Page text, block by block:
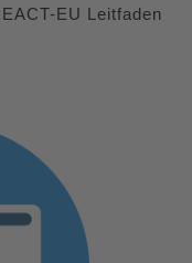
EU Leitfaden